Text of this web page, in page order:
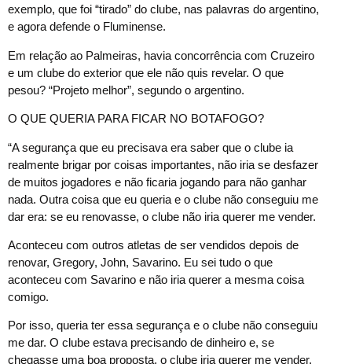
exemplo, que foi “tirado” do clube, nas palavras do argentino,
e agora defende o Fluminense.
Em relação ao Palmeiras, havia concorrência com Cruzeiro
e um clube do exterior que ele não quis revelar. O que
pesou? “Projeto melhor”, segundo o argentino.
O QUE QUERIA PARA FICAR NO BOTAFOGO?
“A segurança que eu precisava era saber que o clube ia
realmente brigar por coisas importantes, não iria se desfazer
de muitos jogadores e não ficaria jogando para não ganhar
nada. Outra coisa que eu queria e o clube não conseguiu me
dar era: se eu renovasse, o clube não iria querer me vender.
Aconteceu com outros atletas de ser vendidos depois de
renovar, Gregory, John, Savarino. Eu sei tudo o que
aconteceu com Savarino e não iria querer a mesma coisa
comigo.
Por isso, queria ter essa segurança e o clube não conseguiu
me dar. O clube estava precisando de dinheiro e, se
chegasse uma boa proposta, o clube iria querer me vender.